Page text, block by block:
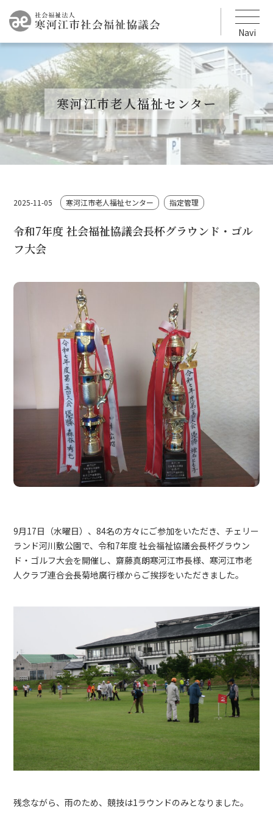
Navi
寒河江市老人福祉センター
2025-11-05 寒河江市老人福祉センター 指定管理
令和7年度 社会福祉協議会長杯グラウンド・ゴル
フ大会
9月17日（水曜日）、84名の方々にご参加をいただき、チェリー
ランド河川敷公園で、令和7年度 社会福祉協議会長杯グラウン
ド・ゴルフ大会を開催し、齋藤真朗寒河江市長様、寒河江市老
人クラブ連合会長菊地廣行様からご挨拶をいただきました。
残念ながら、雨のため、競技は1ラウンドのみとなりました。